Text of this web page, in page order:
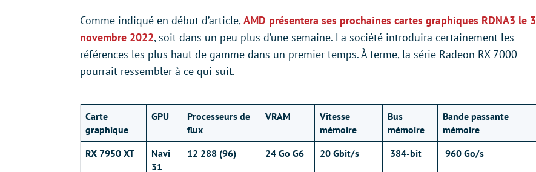
Comme indiqué en début d’article,AMD présentera ses prochaines cartes graphiques RDNA3 le 3
novembre 2022, soit dans un peu plus d’une semaine. La société introduira certainement les
références les plus haut de gamme dans un premier temps. À terme, la série Radeon RX 7000
pourrait ressembler à ce qui suit.
Carte
graphique
GPU
Processeurs de
flux
VRAM
Vitesse
mémoire
Bus
mémoire
Bande passante
mémoire
RX 7950 XT
Navi
31
12 288 (96) 24 Go G6 20 Gbit/s 384-bit 960 Go/s